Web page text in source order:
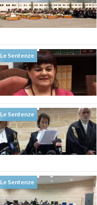
Le Sentenze
Le Sentenze
Le Sentenze